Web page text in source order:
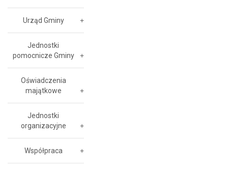
Urząd Gminy
Jednostki
pomocnicze Gminy
Oświadczenia
majątkowe
Jednostki
organizacyjne
Współpraca